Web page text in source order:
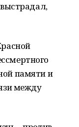
памяти и
между